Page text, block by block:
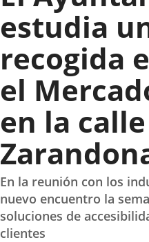
estudia
recogida
el
en la
En la reunión con los
nuevo encuentro la
soluciones de
clientes